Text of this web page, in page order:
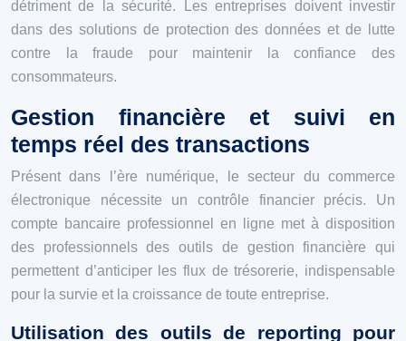
détriment de la sécurité. Les entreprises doivent investir
dans des solutions de protection des données et de lutte
contre la fraude pour maintenir la confiance des
consommateurs.
Gestion financière et suivi en
temps réel des transactions
Présent dans l’ère numérique, le secteur du commerce
électronique nécessite un contrôle financier précis. Un
compte bancaire professionnel en ligne met à disposition
des professionnels des outils de gestion financière qui
permettent d’anticiper les flux de trésorerie, indispensable
pour la survie et la croissance de toute entreprise.
Utilisation des outils de reporting pour